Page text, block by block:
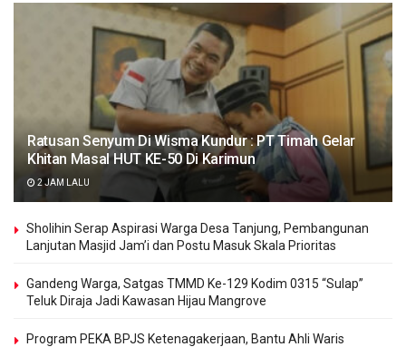
Ratusan Senyum Di Wisma Kundur : PT Timah Gelar
Khitan Masal HUT KE-50 Di Karimun
2 JAM LALU
Sholihin Serap Aspirasi Warga Desa Tanjung, Pembangunan
Lanjutan Masjid Jam’i dan Postu Masuk Skala Prioritas
Gandeng Warga, Satgas TMMD Ke-129 Kodim 0315 “Sulap”
Teluk Diraja Jadi Kawasan Hijau Mangrove
Program PEKA BPJS Ketenagakerjaan, Bantu Ahli Waris